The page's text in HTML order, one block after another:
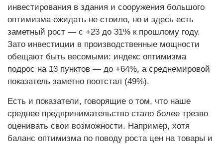
инвестирования в здания и сооружения большого
оптимизма ожидать не стоило, но и здесь есть
заметный рост — с +23 до 31% к прошлому году.
Зато инвестиции в производственные мощности
обещают быть весомыми: индекс оптимизма
подрос на 13 пунктов — до +64%, а среднемировой
показатель заметно поотстал (49%).
Есть и показатели, говорящие о том, что наше
среднее предпринимательство стало более трезво
оценивать свои возможности. Например, хотя
баланс оптимизма по поводу роста цен на товары и